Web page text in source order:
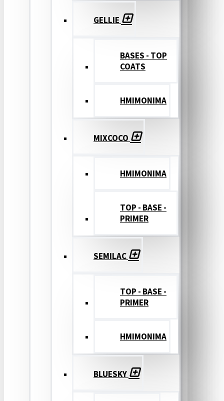
GELLIE
BASES - TOP
COATS
ΗΜΙΜΟΝΙΜΑ
MIXCOCO
HMIMONIMA
TOP - BASE -
PRIMER
SEMILAC
TOP - BASE -
PRIMER
ΗΜΙΜΟΝΙΜΑ
BLUESKY